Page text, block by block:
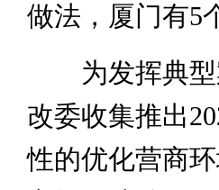
做法，厦门有5
为发挥典型
改委收集推出
性的优化营商